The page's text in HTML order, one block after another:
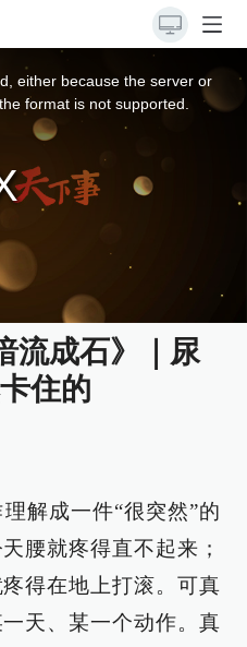
either because the server or
format is not supported.
流成石》｜尿
住的
解成一件“很突然”的
腰就疼得直不起来；
得在地上打滚。可真
天、某一个动作。真